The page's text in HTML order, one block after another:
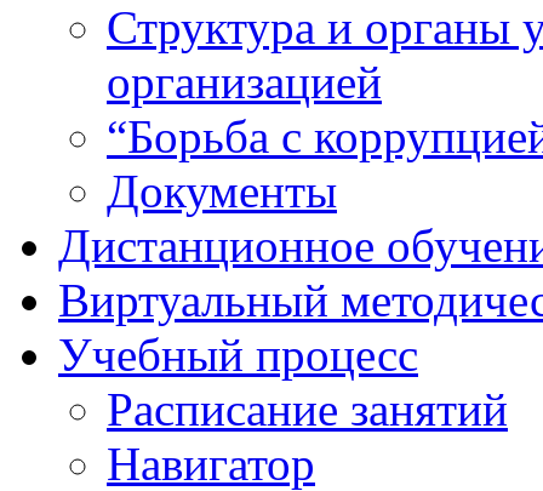
Структура и органы
организацией
“Борьба с
Документы
Дистанционное
Виртуальный
Учебный процесс
Расписание занятий
Навигатор